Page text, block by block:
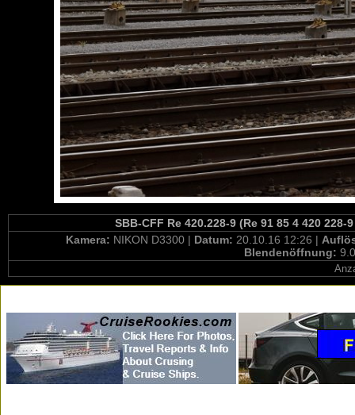
SBB-CFF Re 420.228-9 (Re 91 85 4 420
Kamera: NIKON D3300 | Datum: 20.10.16 12:26 |
Blendenöffnung: